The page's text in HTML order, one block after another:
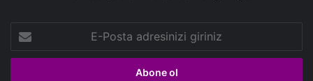
Posta
adresinizi